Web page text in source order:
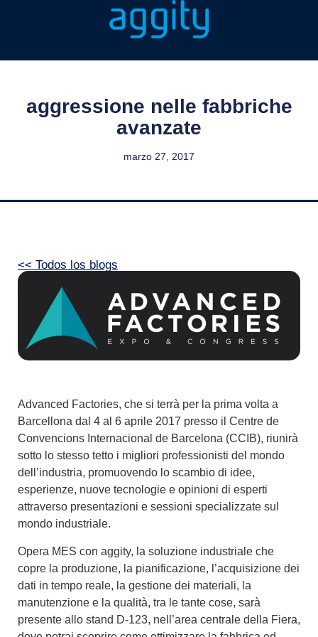
aggressione nelle fabbriche
avanzate
marzo 27, 2017
<< Todos los blogs
Advanced Factories, che si terrà per la prima volta a
Barcellona dal 4 al 6 aprile 2017 presso il Centre de
Convencions Internacional de Barcelona (CCIB), riunirà
sotto lo stesso tetto i migliori professionisti del mondo
dell’industria, promuovendo lo scambio di idee,
esperienze, nuove tecnologie e opinioni di esperti
attraverso presentazioni e sessioni specializzate sul
mondo industriale.
Opera MES con aggity, la soluzione industriale che
copre la produzione, la pianificazione, l’acquisizione dei
dati in tempo reale, la gestione dei materiali, la
manutenzione e la qualità, tra le tante cose, sarà
presente allo stand D-123, nell’area centrale della Fiera,